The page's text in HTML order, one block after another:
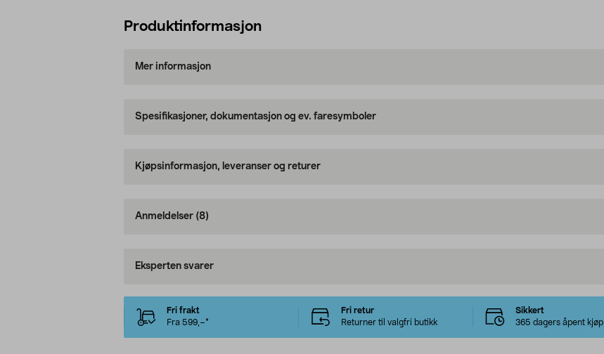
Produktinformasjon
Mer informasjon
Spesifikasjoner, dokumentasjon og ev. faresymboler
Kjøpsinformasjon, leveranser og returer
Anmeldelser (8)
Eksperten svarer
Fri frakt
Fra 599,–*
Fri retur
Returner til valgfri butikk
Sikkert
365 dagers åpent kjøp